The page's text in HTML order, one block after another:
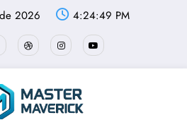
2026 4:24:49 PM